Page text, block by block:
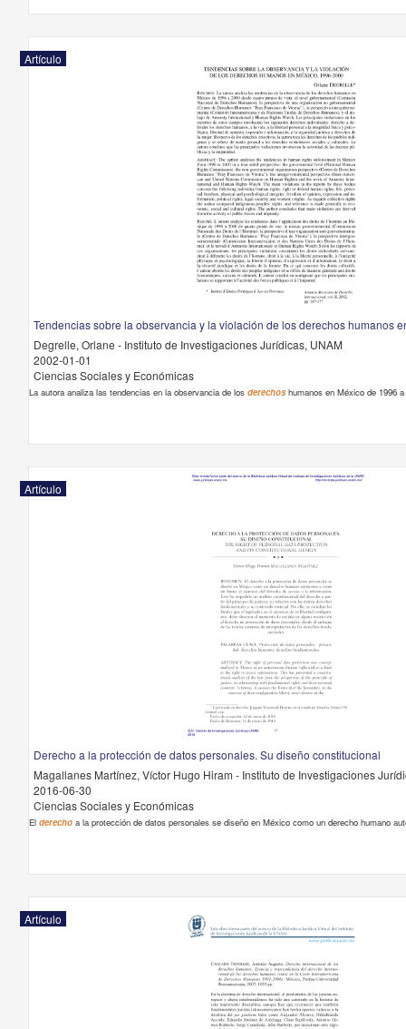
Artículo
Tendencias sobre la observancia y la violación de los derechos humanos
Degrelle, Orlane - Instituto de Investigaciones Jurídicas, UNAM
2002-01-01
Ciencias Sociales y Económicas
La autora analiza las tendencias en la observancia de los derechoshumanos en México de 1996 a
Artículo
Derecho a la protección de datos personales. Su diseño constitucional
Magallanes Martínez, Víctor Hugo Hiram - Instituto de Investigaciones
2016-06-30
Ciencias Sociales y Económicas
El derechoa la protección de datos personales se diseño en México como un derecho humano
Artículo